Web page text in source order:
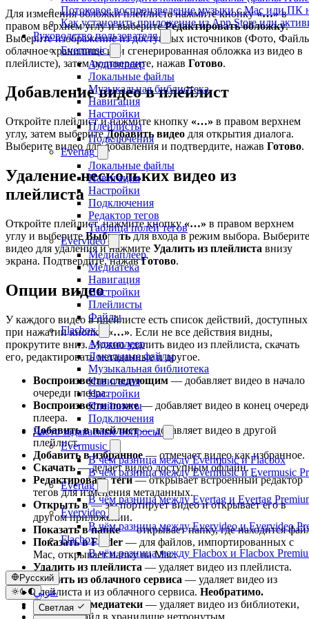
Потоковое воспроизведение музыки с Mac или ПК
Как установить приложение из App Store или
Руководство пользователя
Evermusic
Аудиоплеер
Локальные файлы
Музыкальная библиотека
Навигация
Настройки
Плейлисты
Подключения
Evertag
Локальные файлы
Навигация
Настройки
Подключения
Редактор тегов
Таблица полей тегов
Evervideo
Медиаплеер
Медиатека
Навигация
Настройки
Плейлисты
Файлы
Flacbox
Аудиоплеер
Локальные файлы
Музыкальная библиотека
Навигация
Настройки
Плейлисты
Подключения
Часто задаваемые вопросы
Evermusic
В чём разница между Evermusic и Flacbox
В чём разница между Evermusic и Evermusic
Evertag
В чём разница между Evertag и Evertag
Evervideo
В чём разница между Evervideo и Evervideo
Flacbox
В чём разница между Flacbox и Flacbox
Русский
عربي
Català
Čeština
Светлая
Для изменения обложки плейлиста нажмите кнопку«…»в
правом верхнем углу и выберитеРедактировать обложку.
Выберите изображение из доступных источников (Фото,
облачное хранилище или сгенерированная обложка из видео в
плейлисте), затем подтвердите, нажав Готово.
Добавление видео в плейлист
Откройте плейлист и нажмите кнопку «…» в правом верхнем
углу, затем выберитеДобавить видео для открытия диалога.
Выберите видео для добавления и подтвердите, нажав Готово.
Удаление нескольких видео из
плейлиста
Откройте плейлист, нажмите кнопку«…» в правом верхнем
углу и выберите Выбратьдля входа в режим выбора. Выберите
видео для удаления и нажмите Удалить из плейлиста внизу
экрана. Подтвердите, нажавГотово.
Опции видео
У каждого видео в плейлисте есть список действий, доступных
при нажатии кнопки
«…». Если не все действия видны,
прокрутите вниз. Можно удалить видео из плейлиста, скачать
его, редактировать метаданные и другое.
Воспроизвести следующим — добавляет видео в начало
очереди плеера.
Воспроизвести позже— добавляет видео в конец
плеера.
Добавить в плейлист— добавляет видео в другой
плейлист.
Добавить в избранное — отмечает видео как избранное.
Скачать — делает видео доступным офлайн.
Редактировать теги— открывает встроенный редактор
тегов для изменения метаданных.
Открыть в— экспортирует видео и открывает его в
другом приложении.
Показать в папке— открывает папку, где находится
Показать в Finder — для файлов, импортированных с
Mac, открывает папку на Mac.
Удалить из плейлиста — удаляет видео из плейлиста.
Удалить из облачного сервиса — удаляет видео из
плейлиста и из облачного сервиса. Необратимо.
Удалить из медиатеки — удаляет видео из библиотеки,
оставляя файл в хранилище нетронутым.